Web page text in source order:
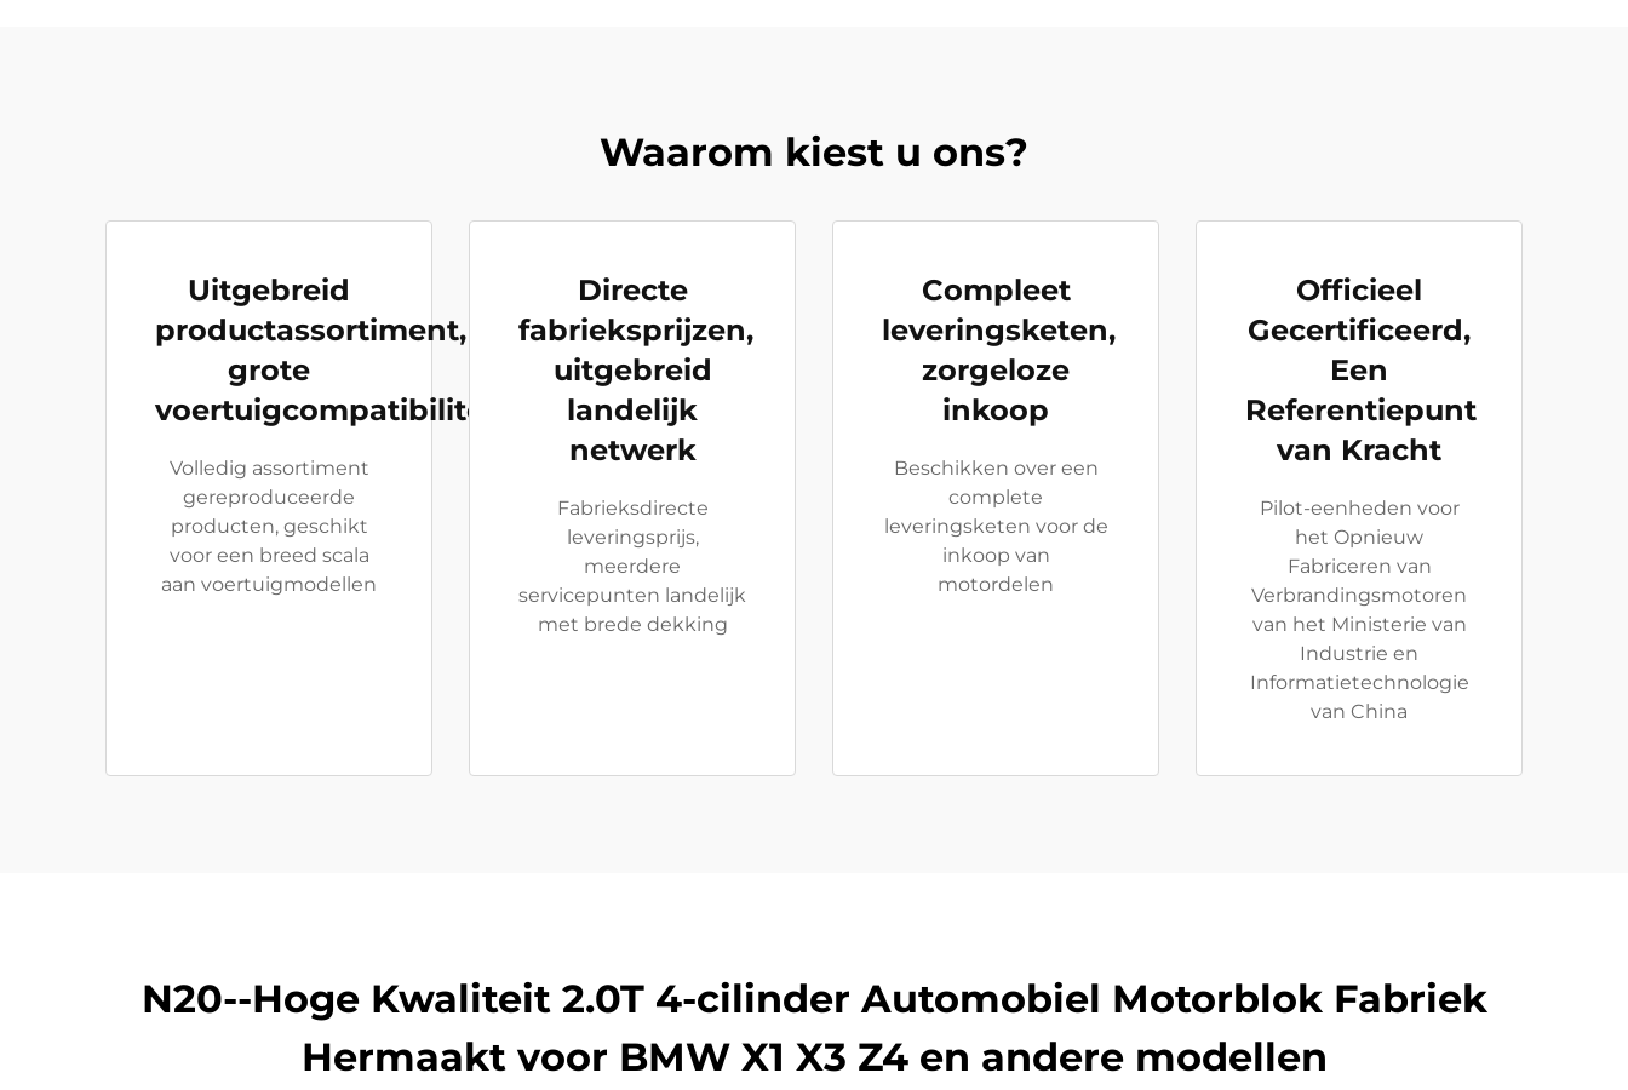
Waarom kiest u ons?
Uitgebreid
productassortiment,
grote
voertuigcompatibiliteit
Volledig assortiment
gereproduceerde
producten, geschikt
voor een breed scala
aan voertuigmodellen
Directe
fabrieksprijzen,
uitgebreid
landelijk
netwerk
Fabrieksdirecte
leveringsprijs,
meerdere
servicepunten landelijk
met brede dekking
Compleet
leveringsketen,
zorgeloze
inkoop
Beschikken over een
complete
leveringsketen voor de
inkoop van
motordelen
Officieel
Gecertificeerd,
Een
Referentiepunt
van Kracht
Pilot-eenheden voor
het Opnieuw
Fabriceren van
Verbrandingsmotoren
van het Ministerie van
Industrie en
Informatietechnologie
van China
N20--Hoge Kwaliteit 2.0T 4-cilinder Automobiel Motorblok Fabriek
Hermaakt voor BMW X1 X3 Z4 en andere modellen